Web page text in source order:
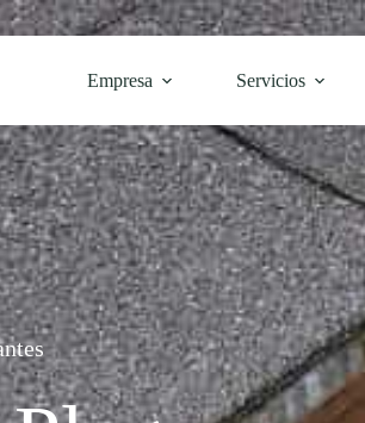
Empresa
Servicios